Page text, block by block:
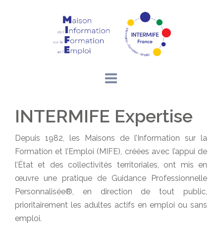
INTERMIFE Expertise
Depuis 1982, les Maisons de l’Information sur la
Formation et l’Emploi (MIFE), créées avec l’appui de
l’État et des collectivités territoriales, ont mis en
œuvre une pratique de Guidance Professionnelle
Personnalisée®, en direction de tout public,
prioritairement les adultes actifs en emploi ou sans
emploi.